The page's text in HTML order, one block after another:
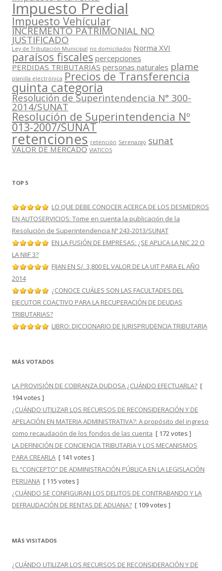
Impuesto Predial
Impuesto Vehícular
INCREMENTO PATRIMONIAL NO
JUSTIFICADO
Ley de Tributación Municipal no domiciliados Norma XVI
paraísos fiscales percepciones
PERDIDAS TRIBUTARIAS personas naturales plame
planilla electrónica Precios de Transferencia
quinta categoria
Resolución de Superintendencia N° 300-
2014/SUNAT
Resolución de Superintendencia Nº
013-2007/SUNAT
retenciones retención Serenazgo sunat
VALOR DE MERCADO VIATICOS
TOP 5
LO QUE DEBE CONOCER ACERCA DE LOS DESMEDROS
EN AUTOSERVICIOS: Tome en cuenta la publicación de la
Resolución de Superintendencia Nº 243-2013/SUNAT
EN LA FUSIÓN DE EMPRESAS: ¿SE APLICA LA NIC 22 O
LA NIIF 3?
FIJAN EN S/. 3,800 EL VALOR DE LA UIT PARA EL AÑO
2014
¿CONOCE CUÁLES SON LAS FACULTADES DEL
EJECUTOR COACTIVO PARA LA RECUPERACIÓN DE DEUDAS
TRIBUTARIAS?
LIBRO: DICCIONARIO DE JURISPRUDENCIA TRIBUTARIA
MÁS VOTADOS
LA PROVISIÓN DE COBRANZA DUDOSA ¿CUÁNDO EFECTUARLA? [
194 votes ]
¿CUÁNDO UTILIZAR LOS RECURSOS DE RECONSIDERACIÓN Y DE
APELACIÓN EN MATERIA ADMINISTRATIVA?: A propósito del ingreso
como recaudación de los fondos de las cuenta [ 172 votes ]
LA DEFINICIÓN DE CONCIENCIA TRIBUTARIA Y LOS MECANISMOS
PARA CREARLA [ 141 votes ]
EL “CONCEPTO” DE ADMINISTRACIÓN PÚBLICA EN LA LEGISLACIÓN
PERUANA [ 115 votes ]
¿CUÁNDO SE CONFIGURAN LOS DELITOS DE CONTRABANDO Y LA
DEFRAUDACIÓN DE RENTAS DE ADUANA? [ 109 votes ]
MÁS VISITADOS
¿CUÁNDO UTILIZAR LOS RECURSOS DE RECONSIDERACIÓN Y DE